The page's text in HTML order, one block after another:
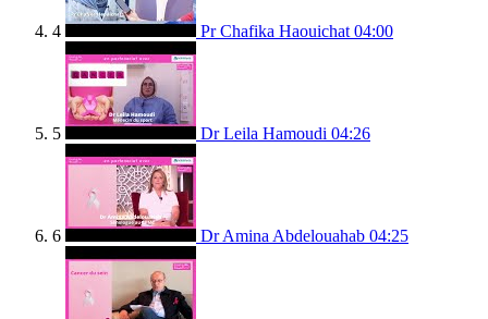
4 Pr Chafika Haouichat 04:00
5 Dr Leila Hamoudi 04:26
6 Dr Amina Abdelouahab 04:25